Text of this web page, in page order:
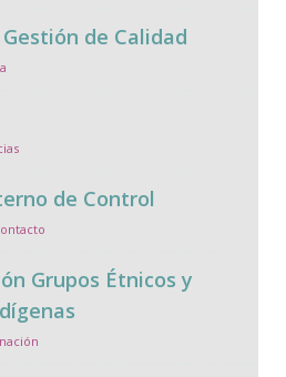
de Calidad
de Control
Grupos Étnicos y